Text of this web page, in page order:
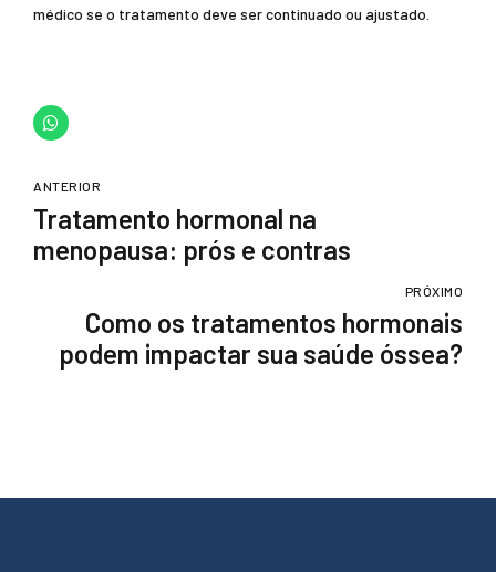
médico se o tratamento deve ser continuado ou ajustado.
ANTERIOR
Tratamento hormonal na
menopausa: prós e contras
PRÓXIMO
Como os tratamentos hormonais
podem impactar sua saúde óssea?